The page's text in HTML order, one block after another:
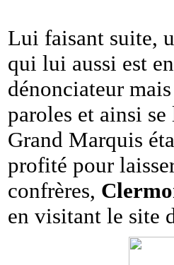
Lui faisant suite,
qui lui aussi est
dénonciateur
paroles et ainsi
Grand Marquis
profité pour
confrères,
en visitant le site